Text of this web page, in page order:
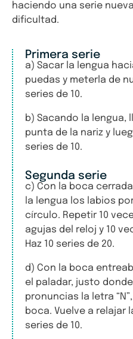
haciendo una serie
dificultad.
Primera serie
a) Sacar la lengua
puedas y meterla de
series de 10.
b) Sacando la lengua,
punta de la nariz y
series de 10.
Segunda serie
c) Con la boca
la lengua los labios
círculo. Repetir 10
agujas del reloj y 10
Haz 10 series de 20.
d) Con la boca
el paladar, justo
pronuncias la letra
boca. Vuelve a relajar
series de 10.